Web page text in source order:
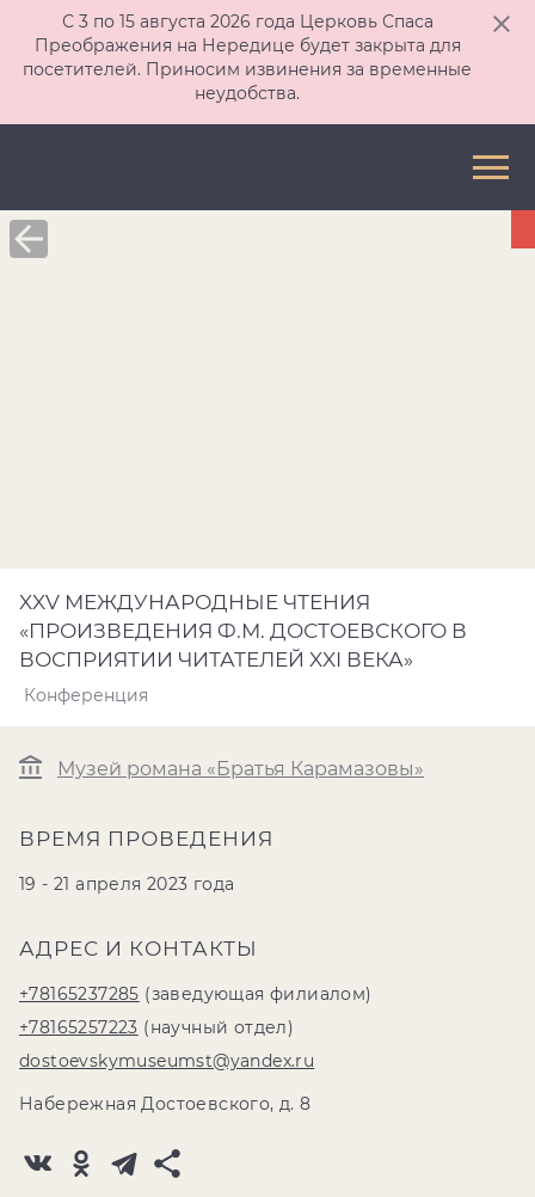
С 3 по 15 августа 2026 года Церковь Спаса
Преображения на Нередице будет закрыта для
посетителей. Приносим извинения за временные
неудобства.
XXV МЕЖДУНАРОДНЫЕ ЧТЕНИЯ
«ПРОИЗВЕДЕНИЯ Ф.М. ДОСТОЕВСКОГО В
ВОСПРИЯТИИ ЧИТАТЕЛЕЙ XXI ВЕКА»
Конференция
Музей романа «Братья Карамазовы»
ВРЕМЯ ПРОВЕДЕНИЯ
19 - 21 апреля 2023 года
АДРЕС И КОНТАКТЫ
+78165237285 (заведующая филиалом)
+78165257223 (научный отдел)
dostoevskymuseumst@yandex.ru
Набережная Достоевского, д. 8